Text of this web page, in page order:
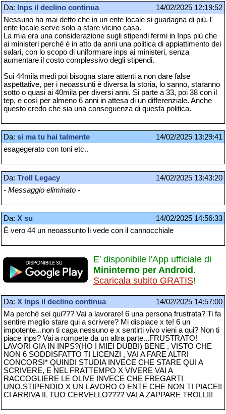
Da: Inps il declino continua
14/02/2025 12:19:52
Nessuno ha mai detto che in un ente locale si guadagna di più, l'
ente locale serve solo a stare vicino casa.
La mia era una considerazione sugli stipendi fermi in Inps più che
ai ministeri perché è in atto da anni una politica di appiattimento dei
salari, con lo scopo di uniformare inps ai ministeri, senza
aumentare il costo complessivo degli stipendi.
Sui 44mila medi poi bisogna stare attenti a non dare false
aspettative, per i neoassunti è diversa la storia, lo sanno, staranno
sotto o quasi ai 40mila per diversi anni. Si parte a 33, poi 38 con il
tep, e così per almeno 6 anni in attesa di un differenziale. Anche
questo credo che sia una conseguenza di questa politica.
Da: si ma tu hai talmente
14/02/2025 13:29:41
esagegerato con toni etc..
Da: Troll Legacy
14/02/2025 13:43:20
- Messaggio eliminato -
Da: X su
14/02/2025 14:56:33
È vero 44 un neoassunto li vede con il cannocchiale
E' disponibile l'App ufficiale di
Mininterno per Android .
Scaricala subito GRATIS!
Da: X lnps il declino continua
14/02/2025 14:57:00
Ma perché sei qui??? Vai a lavorare! 6 una persona frustrata? Ti fa
sentire meglio stare qui a scrivere? Mi dispiace x te! 6 un
impotente...non ti caga nessuno e x sentirti vivo vieni a qui? Non ti
piace inps? Vai a rompete da un altra parte...FRUSTRATO!
LAVORI GIA IN INPS?(HO I MIEI DUBBI) BENE , VISTO CHE
NON 6 SODDISFATTO TI LICENZI , VAI A FARE ALTRI
CONCORSI* QUINDI STUDIA INVECE CHE STARE QUI A
SCRIVERE, E NEL FRATTEMPO X VIVERE VAI A
RACCOGLIERE LE OLIVE INVECE CHE FREGARTI
UNO.STIPENDIO X UN LAVORO O ENTE CHE NON TI PIACE!!
CI ARRIVA IL TUO CERVELLO???? VAI A ZAPPARE TROLL!!!